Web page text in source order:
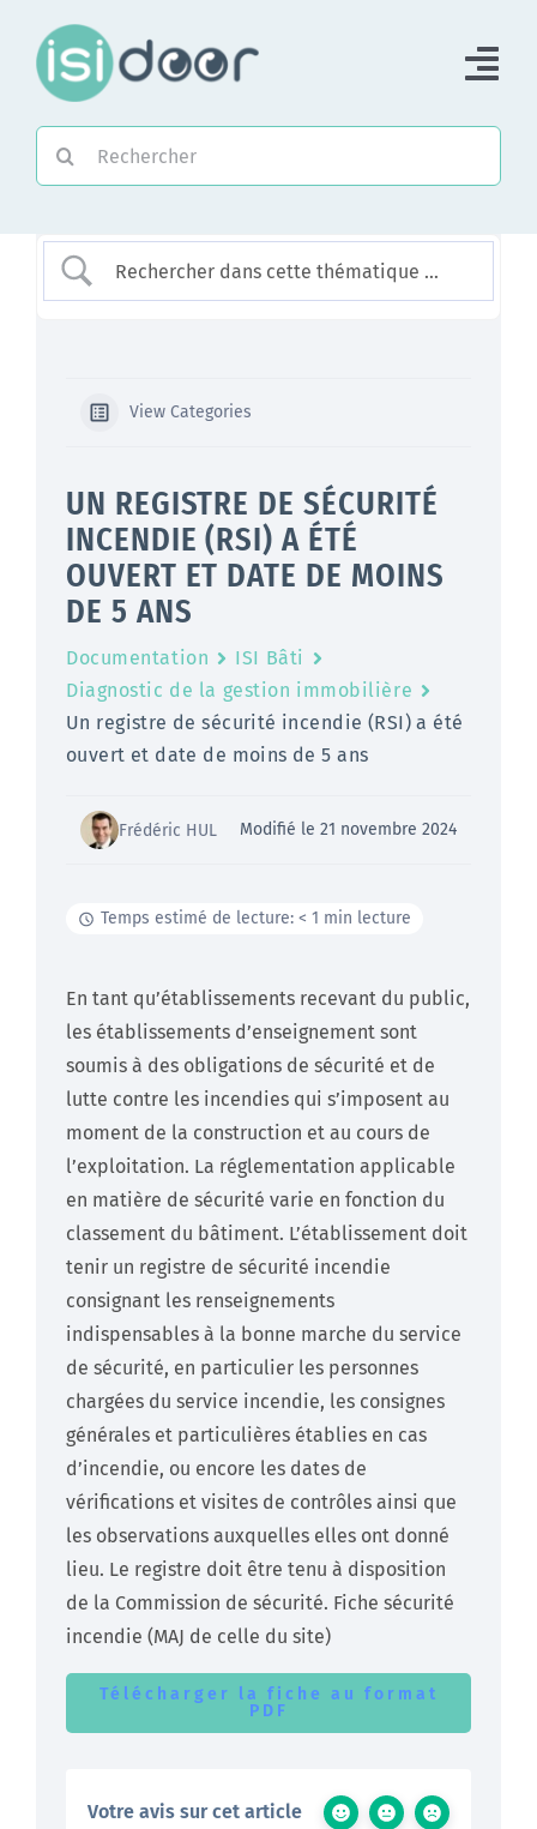
contenu
Piloter un réseau
View Categories
UN REGISTRE DE SÉCURITÉ
INCENDIE (RSI) A ÉTÉ
OUVERT ET DATE DE MOINS
DE 5 ANS
Documentation
ISI Bâti
Diagnostic de la gestion immobilière
Un registre de sécurité incendie (RSI) a été
ouvert et date de moins de 5 ans
Frédéric HUL Modifié le 21 novembre 2024
Temps estimé de lecture: < 1 min lecture
En tant qu’établissements recevant du public,
les établissements d’enseignement sont
soumis à des obligations de sécurité et de
lutte contre les incendies qui s’imposent au
moment de la construction et au cours de
l’exploitation. La réglementation applicable
en matière de sécurité varie en fonction du
classement du bâtiment. L’établissement doit
tenir un registre de sécurité incendie
consignant les renseignements
indispensables à la bonne marche du service
de sécurité, en particulier les personnes
chargées du service incendie, les consignes
générales et particulières établies en cas
d’incendie, ou encore les dates de
vérifications et visites de contrôles ainsi que
les observations auxquelles elles ont donné
lieu. Le registre doit être tenu à disposition
de la Commission de sécurité. Fiche sécurité
incendie (MAJ de celle du site)
Télécharger la fiche au format
PDF
Votre avis sur cet article